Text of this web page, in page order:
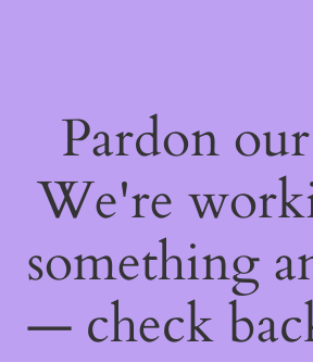
Pardon
We're
something
— check